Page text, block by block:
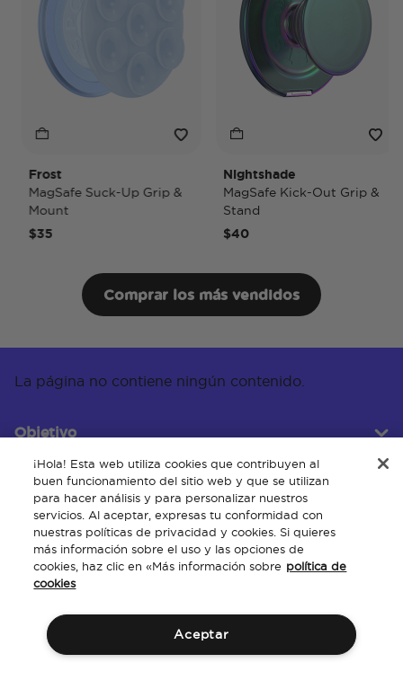
Frost
MagSafe Suck-Up Grip &
Mount
$35
Nightshade
MagSafe Kick-Out Grip &
Stand
$40
Comprar los más vendidos
La página no contiene ningún contenido.
Objetivo
Servicio al cliente
Acerca de
¡Hola! Esta web utiliza cookies que contribuyen al
buen funcionamiento del sitio web y que se utilizan
para hacer análisis y para personalizar nuestros
servicios. Al aceptar, expresas tu conformidad con
nuestras políticas de privacidad y cookies. Si quieres
más información sobre el uso y las opciones de
cookies, haz clic en «Más información sobre política de
cookies
Aceptar